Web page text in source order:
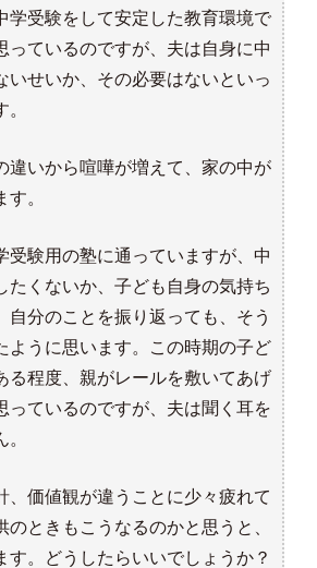
学受験をして安定した教育環境で
っているのですが、夫は自身に中
いせいか、その必要はないといっ
違いから喧嘩が増えて、家の中が
。
受験用の塾に通っていますが、中
たくないか、子ども自身の気持ち
自分のことを振り返っても、そう
ように思います。この時期の子ど
る程度、親がレールを敷いてあげ
っているのですが、夫は聞く耳を
、価値観が違うことに少々疲れて
のときもこうなるのかと思うと、
す。どうしたらいいでしょうか？